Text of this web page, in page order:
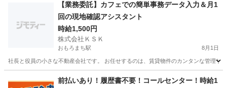
【業務委託】カフェでの簡単事務データ入力＆月1
回の現地確認アシスタント
時給1,500円
株式会社ＫＳＫ
おもろまち駅 8月1日
社長と役員の小さな不動産会社です。 お任せするのは、賃貸物件のカンタンな管理サ
おもろまち駅 その他 業務委託
前払いあり！履歴書不要！コールセンター！時給1